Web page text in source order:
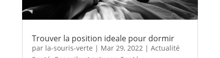
Trouver la position ideale pour dormir
par la-souris-verte | Mar 29, 2022| Actualité